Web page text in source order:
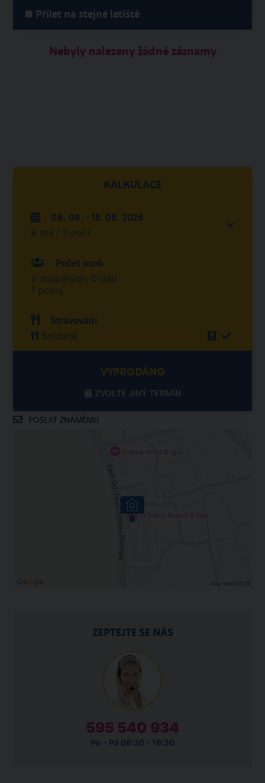
Přílet na stejné letiště
Nebyly nalezeny žádné záznamy
KALKULACE
08. 08. - 15. 08. 2026
8 dní / 7 nocí
Počet osob
2 dospělých, 0 dětí
1 pokoj
Stravování
Snídaně
VYPRODÁNO
ZVOLTE JINÝ TERMÍN
POSLAT ZNÁMÉMU
ZEPTEJTE SE NÁS
595 540 934
Po - Pá 08:30 - 16:30